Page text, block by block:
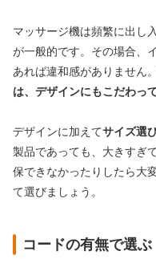
マッサージ機は頻繁に出し
が一般的です。その場合、
あれば違和感がありません。
は、デザインにもこだわっ
デザインに加えてサイズ選
製品であっても、大きすぎ
保できなかったりしたら大
て選びましょう。
コードの有無で選ぶ